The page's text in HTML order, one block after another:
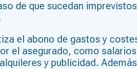
de que sucedan imprevistos
el abono de gastos y
el asegurado, como
y publicidad.